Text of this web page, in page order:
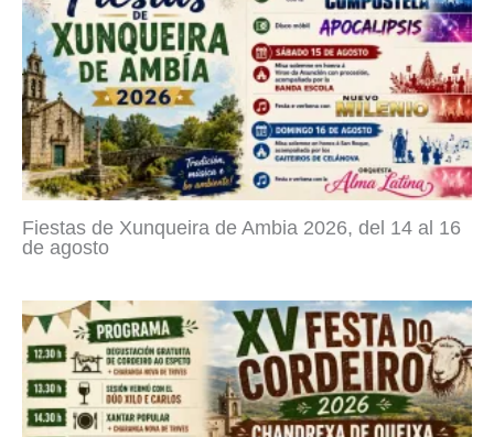
Fiestas de Xunqueira de Ambia 2026, del 14 al 16
de agosto